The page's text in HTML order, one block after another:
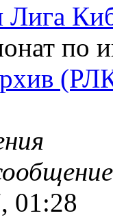
Лига
по
01:28